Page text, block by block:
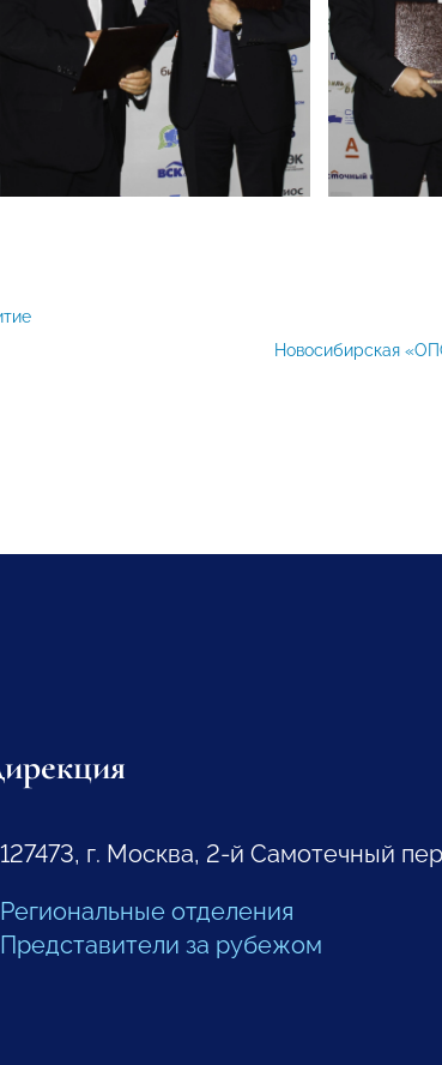
Новосибирская
127473, г. Москва, 2-й Самотечный
Региональные отделения
Представители за рубежом